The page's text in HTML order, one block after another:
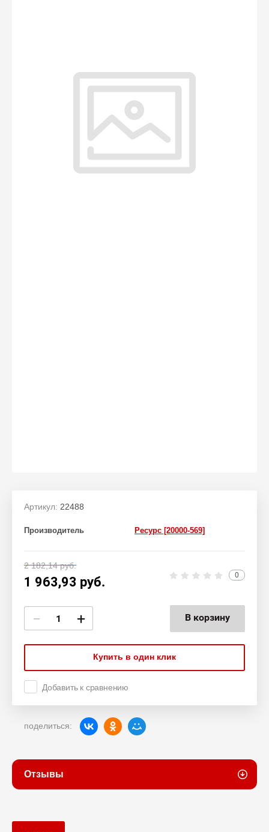
Артикул: 22488
Производитель Ресурс [20000-569]
2 182,14руб.
1 963,93 руб. 0
− + В корзину
Купить в один клик
Добавить к сравнению
поделиться:
Отзывы